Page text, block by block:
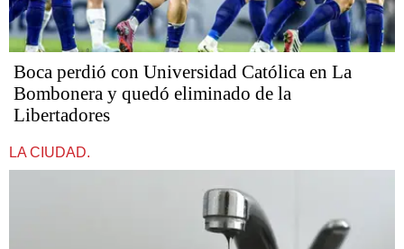
Boca perdió con Universidad Católica en La
Bombonera y quedó eliminado de la
Libertadores
LA CIUDAD.